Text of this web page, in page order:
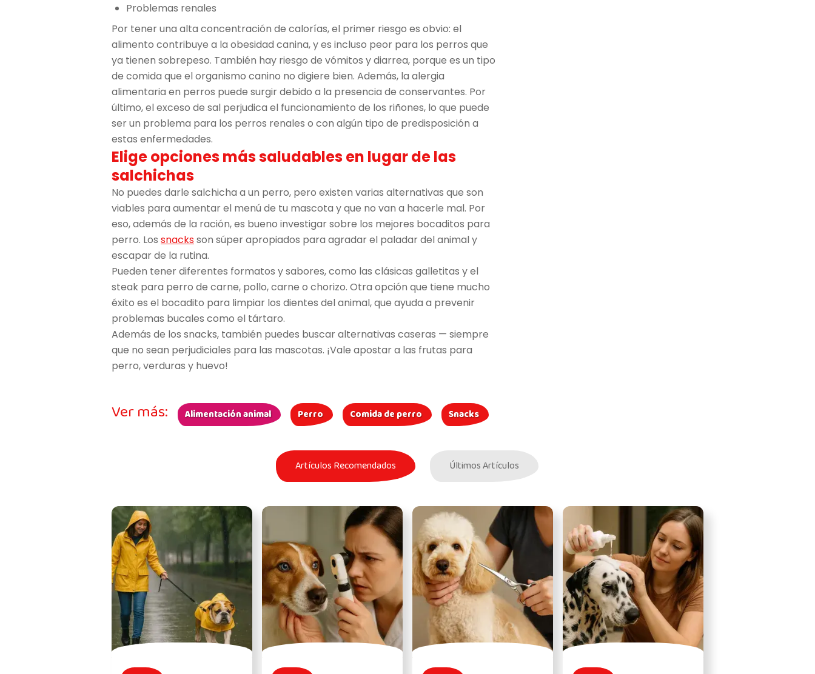
Problemas renales
Por tener una alta concentración de calorías, el primer riesgo es obvio: el
alimento contribuye a la obesidad canina, y es incluso peor para los perros que
ya tienen sobrepeso. También hay riesgo de vómitos y diarrea, porque es un tipo
de comida que el organismo canino no digiere bien. Además, la alergia
alimentaria en perros puede surgir debido a la presencia de conservantes. Por
último, el exceso de sal perjudica el funcionamiento de los riñones, lo que puede
ser un problema para los perros renales o con algún tipo de predisposición a
estas enfermedades.
Elige opciones más saludables en lugar de las
salchichas
No puedes darle salchicha a un perro, pero existen varias alternativas que son
viables para aumentar el menú de tu mascota y que no van a hacerle mal. Por
eso, además de la ración, es bueno investigar sobre los mejores bocaditos para
perro. Los snacksson súper apropiados para agradar el paladar del animal y
escapar de la rutina.
Pueden tener diferentes formatos y sabores, como las clásicas galletitas y el
steak para perro de carne, pollo, carne o chorizo. Otra opción que tiene mucho
éxito es el bocadito para limpiar los dientes del animal, que ayuda a prevenir
problemas bucales como el tártaro.
Además de los snacks, también puedes buscar alternativas caseras — siempre
que no sean perjudiciales para las mascotas. ¡Vale apostar a las frutas para
perro, verduras y huevo!
Ver más: Alimentación animal Perro Comida de perro Snacks
Artículos Recomendados Últimos Artículos